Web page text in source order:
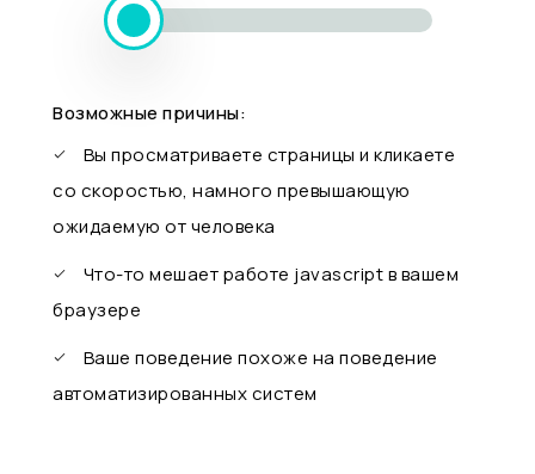
Возможные причины:
Вы просматриваете страницы и кликаете
со скоростью, намного превышающую
ожидаемую от человека
Что-то мешает работе javascript в вашем
браузере
Ваше поведение похоже на поведение
автоматизированных систем